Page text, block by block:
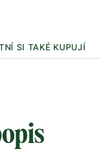
SI TAKÉ KUPUJÍ